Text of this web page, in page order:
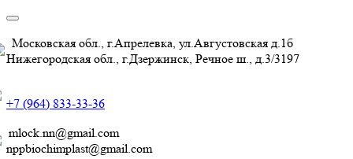
Московская обл., г.Апрелевка, ул.Августовская д.1б
Нижегородская обл., г.Дзержинск, Речное ш., д.3/3197
+7 (964) 833-33-36
mlock.nn@gmail.com
nppbiochimplast@gmail.com